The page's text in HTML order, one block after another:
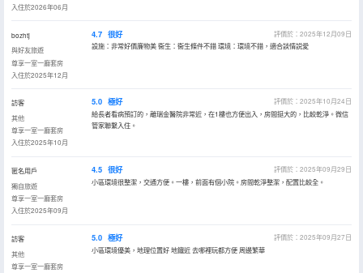
入住於2026年06月
bozhtj
與好友旅遊
尊享一室一廳套房
入住於2025年12月
4.7 很好
評價於：2025年12月09日
設施：非常好價廉物美 衞生：衞生條件不錯 環境：環境不錯，適合談情説愛
訪客
其他
尊享一室一廳套房
入住於2025年10月
5.0 極好
評價於：2025年10月24日
給長者看病預訂的，離瑞金醫院非常近，在1樓也方便出入，房間挺大的，比較乾淨。微信
管家聯繫入住。
匿名用戶
獨自旅遊
尊享一室一廳套房
入住於2025年09月
4.5 很好
評價於：2025年09月29日
小區環境很整潔，交通方便。一樓，前面有個小院。房間乾淨整潔，配置比較全。
訪客
其他
尊享一室一廳套房
5.0 極好
評價於：2025年09月27日
小區環境優美，地理位置好 地鐵近 去哪裡玩都方便 周邊繁華